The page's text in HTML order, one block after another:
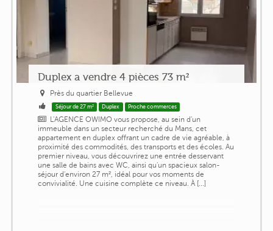
Duplex a vendre 4 pièces 73 m²
Près du quartier Bellevue
Séjour de 27 m² Duplex Proche commerces
L'AGENCE OWIMO vous propose, au sein d'un
immeuble dans un secteur recherché du Mans, cet
appartement en duplex offrant un cadre de vie agréable, à
proximité des commodités, des transports et des écoles. Au
premier niveau, vous découvrirez une entrée desservant
une salle de bains avec WC, ainsi qu'un spacieux salon-
séjour d'environ 27 m², idéal pour vos moments de
convivialité. Une cuisine complète ce niveau. À [...]